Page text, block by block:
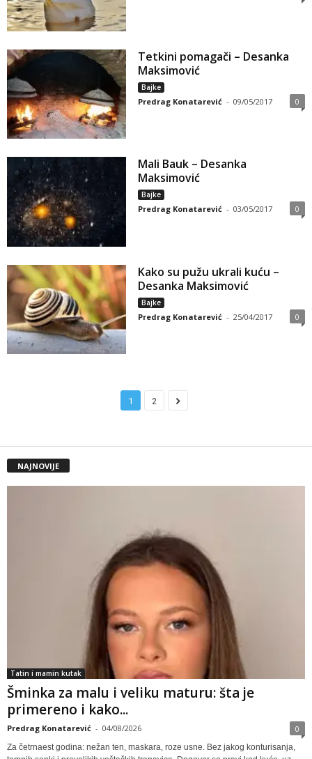
Tetkini pomagači – Desanka
Maksimović
Bajke
Predrag Konatarević - 09/05/2017 0
Mali Bauk – Desanka
Maksimović
Bajke
Predrag Konatarević - 03/05/2017 0
Kako su pužu ukrali kuću –
Desanka Maksimović
Bajke
Predrag Konatarević - 25/04/2017 0
1 2
NAJNOVIJE
Tatin i mamin kutak
Šminka za malu i veliku maturu: šta je
primereno i kako...
Predrag Konatarević - 04/08/2026 0
Za četrnaest godina: nežan ten, maskara, roze usne. Bez jakog konturisanja,